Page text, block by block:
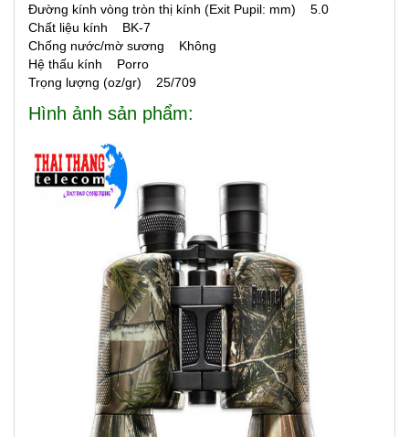
Đường kính vòng tròn thị kính (Exit Pupil: mm) 5.0
Chất liệu kính BK-7
Chống nước/mờ sương Không
Hệ thấu kính Porro
Trọng lượng (oz/gr) 25/709
Hình ảnh sản phẩm: